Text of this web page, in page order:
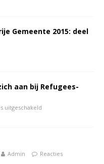
Gemeente 2015: deel
aan bij Refugees-
uitgeschakeld
Admin
Reacties